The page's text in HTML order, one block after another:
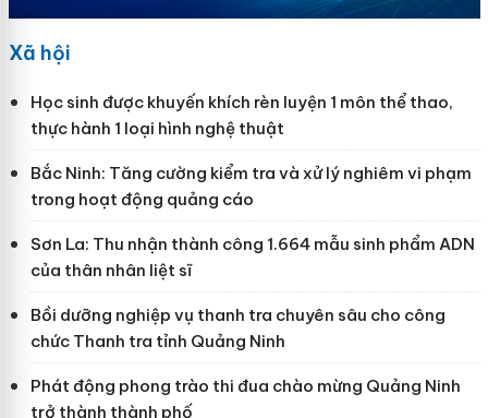
Xã hội
Học sinh được khuyến khích rèn luyện 1 môn thể thao,
thực hành 1 loại hình nghệ thuật
Bắc Ninh: Tăng cường kiểm tra và xử lý nghiêm vi phạm
trong hoạt động quảng cáo
Sơn La: Thu nhận thành công 1.664 mẫu sinh phẩm ADN
của thân nhân liệt sĩ
Bồi dưỡng nghiệp vụ thanh tra chuyên sâu cho công
chức Thanh tra tỉnh Quảng Ninh
Phát động phong trào thi đua chào mừng Quảng Ninh
trở thành thành phố